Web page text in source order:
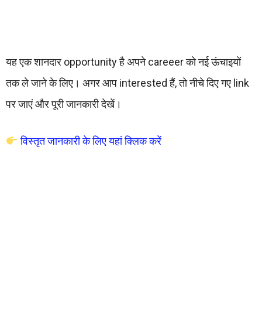
यह एक शानदार opportunity है अपने careeer को नई ऊंचाइयों
तक ले जाने के लिए। अगर आप interested हैं, तो नीचे दिए गए link
पर जाएं और पूरी जानकारी देखें।
विस्तृत जानकारी के लिए यहां क्लिक करें